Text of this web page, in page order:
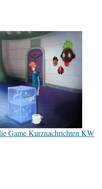
Game Kurznachrichten KW